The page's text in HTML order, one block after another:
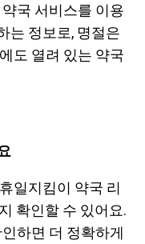
국 서비스를 이용
는 정보로, 명절은
도 열려 있는 약국
일지킴이 약국 리
확인할 수 있어요.
하면 더 정확하게